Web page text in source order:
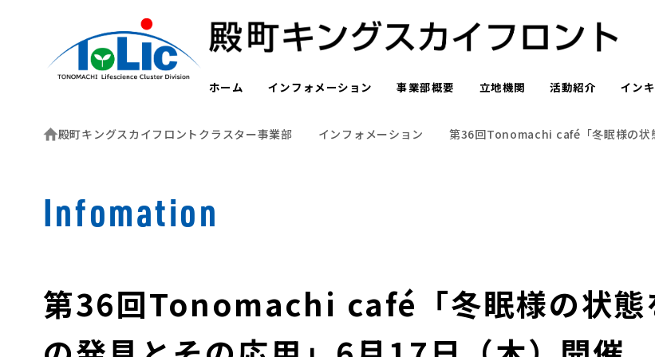
ホーム インフォメーション 事業部概要 立地機関 活動紹介 イン
殿町キングスカイフロントクラスター事業部 インフォメーション 第36回Tonomachi café「冬眠様の状
Infomation
第36回Tonomachi café「冬眠様の状態